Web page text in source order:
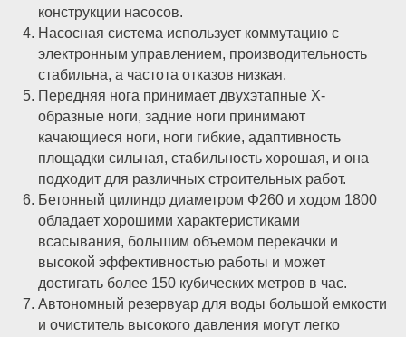
конструкции насосов.
Насосная система использует коммутацию с
электронным управлением, производительность
стабильна, а частота отказов низкая.
Передняя нога принимает двухэтапные X-
образные ноги, задние ноги принимают
качающиеся ноги, ноги гибкие, адаптивность
площадки сильная, стабильность хорошая, и она
подходит для различных строительных работ.
Бетонный цилиндр диаметром Φ260 и ходом 1800
обладает хорошими характеристиками
всасывания, большим объемом перекачки и
высокой эффективностью работы и может
достигать более 150 кубических метров в час.
Автономный резервуар для воды большой емкости
и очиститель высокого давления могут легко